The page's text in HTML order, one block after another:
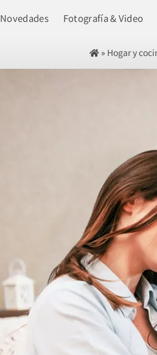
Novedades Fotografía & Video
» Hogar y